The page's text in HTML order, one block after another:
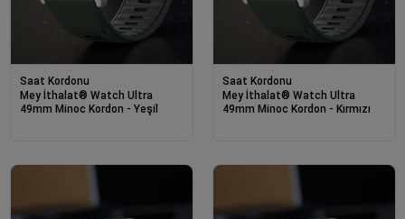
Saat Kordonu
Mey İthalat® Watch Ultra
49mm Minoc Kordon - Yeşil
Saat Kordonu
Mey İthalat® Watch Ultra
49mm Minoc Kordon - Kırmızı